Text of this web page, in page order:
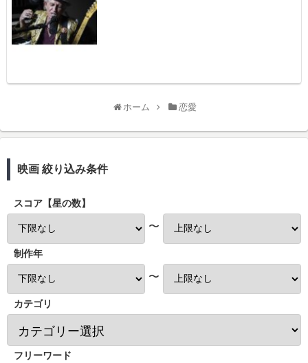
ホーム 恋愛
映画 絞り込み条件
スコア【星の数】
〜
制作年
〜
カテゴリ
フリーワード